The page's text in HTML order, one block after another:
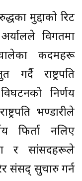
मुद्दाको रिट
विगतमा
चालेका कदमहरू
गर्दै राष्ट्रपति
निर्णय
भण्डारीले
फिर्ता नलिए
र सांसदहरूले
संसद् सुचारु गर्न